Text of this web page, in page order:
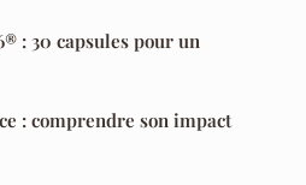
: 30 capsules pour un
: comprendre son impact